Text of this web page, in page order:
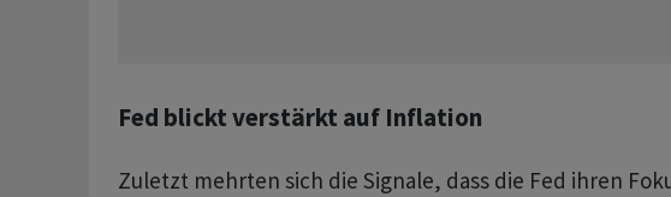
Fed blickt verstärkt auf Inflation
Zuletzt mehrten sich die Signale, dass die Fed ihren